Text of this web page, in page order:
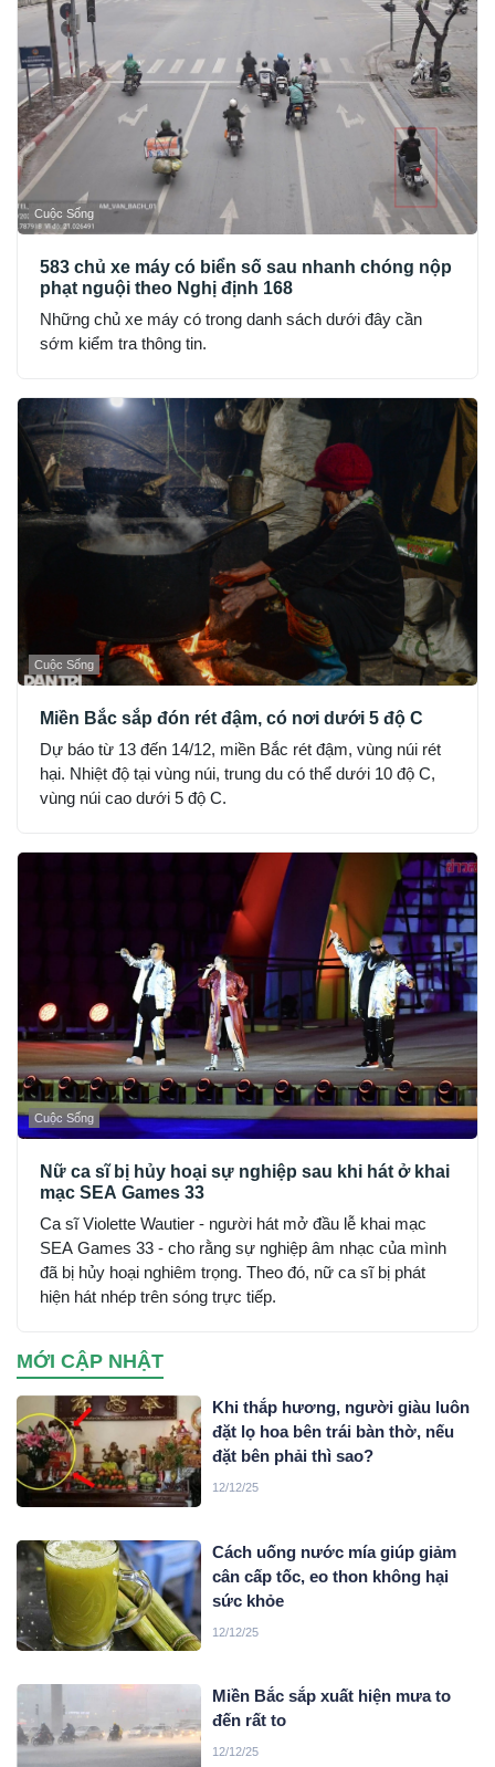
Cuộc Sống
583 chủ xe máy có biển số sau nhanh chóng nộp
phạt nguội theo Nghị định 168
Những chủ xe máy có trong danh sách dưới đây cần
sớm kiểm tra thông tin.
Cuộc Sống
Miền Bắc sắp đón rét đậm, có nơi dưới 5 độ C
Dự báo từ 13 đến 14/12, miền Bắc rét đậm, vùng núi rét
hại. Nhiệt độ tại vùng núi, trung du có thể dưới 10 độ C,
vùng núi cao dưới 5 độ C.
Cuộc Sống
Nữ ca sĩ bị hủy hoại sự nghiệp sau khi hát ở khai
mạc SEA Games 33
Ca sĩ Violette Wautier - người hát mở đầu lễ khai mạc
SEA Games 33 - cho rằng sự nghiệp âm nhạc của mình
đã bị hủy hoại nghiêm trọng. Theo đó, nữ ca sĩ bị phát
hiện hát nhép trên sóng trực tiếp.
MỚI CẬP NHẬT
Khi thắp hương, người giàu luôn
đặt lọ hoa bên trái bàn thờ, nếu
đặt bên phải thì sao?
12/12/25
Cách uống nước mía giúp giảm
cân cấp tốc, eo thon không hại
sức khỏe
12/12/25
Miền Bắc sắp xuất hiện mưa to
đến rất to
12/12/25